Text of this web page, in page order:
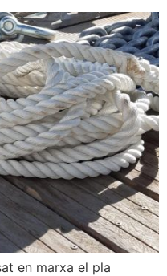
en marxa el pla